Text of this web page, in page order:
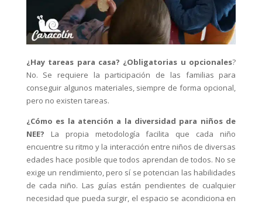
¿Hay tareas para casa? ¿Obligatorias u opcionales?
No. Se requiere la participación de las familias para
conseguir algunos materiales, siempre de forma opcional,
pero no existen tareas.
¿Cómo es la atención a la diversidad para niños de
NEE? La propia metodología facilita que cada niño
encuentre su ritmo y la interacción entre niños de diversas
edades hace posible que todos aprendan de todos. No se
exige un rendimiento, pero sí se potencian las habilidades
de cada niño. Las guías están pendientes de cualquier
necesidad que pueda surgir, el espacio se acondiciona en